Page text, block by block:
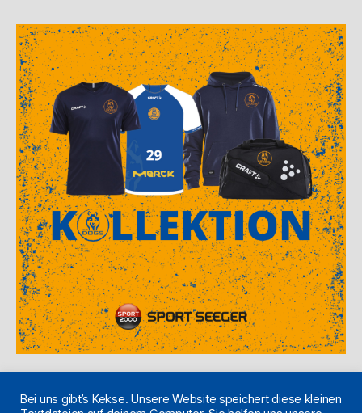
Bei uns gibt’s Kekse. Unsere Website speichert diese kleinen